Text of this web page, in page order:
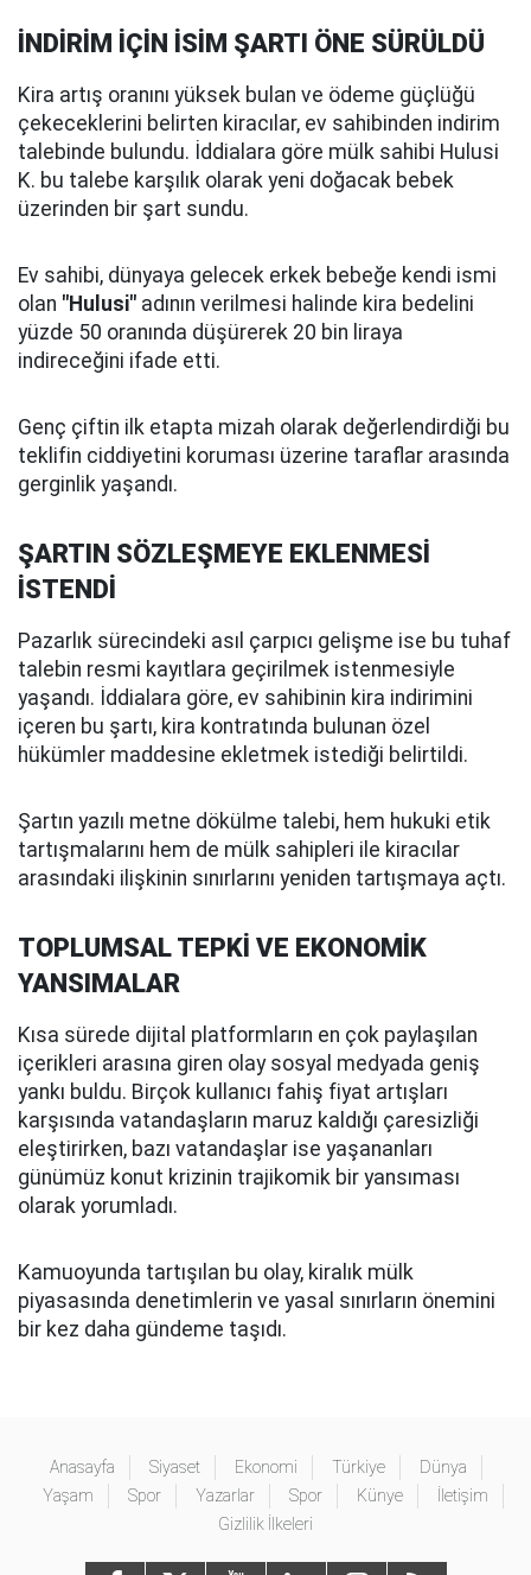
İNDİRİM İÇİN İSİM ŞARTI ÖNE SÜRÜLDÜ
Kira artış oranını yüksek bulan ve ödeme güçlüğü
çekeceklerini belirten kiracılar, ev sahibinden indirim
talebinde bulundu. İddialara göre mülk sahibi Hulusi
K. bu talebe karşılık olarak yeni doğacak bebek
üzerinden bir şart sundu.
Ev sahibi, dünyaya gelecek erkek bebeğe kendi ismi
olan "Hulusi" adının verilmesi halinde kira bedelini
yüzde 50 oranında düşürerek 20 bin liraya
indireceğini ifade etti.
Genç çiftin ilk etapta mizah olarak değerlendirdiği bu
teklifin ciddiyetini koruması üzerine taraflar arasında
gerginlik yaşandı.
ŞARTIN SÖZLEŞMEYE EKLENMESİ
İSTENDİ
Pazarlık sürecindeki asıl çarpıcı gelişme ise bu tuhaf
talebin resmi kayıtlara geçirilmek istenmesiyle
yaşandı. İddialara göre, ev sahibinin kira indirimini
içeren bu şartı, kira kontratında bulunan özel
hükümler maddesine ekletmek istediği belirtildi.
Şartın yazılı metne dökülme talebi, hem hukuki etik
tartışmalarını hem de mülk sahipleri ile kiracılar
arasındaki ilişkinin sınırlarını yeniden tartışmaya açtı.
TOPLUMSAL TEPKİ VE EKONOMİK
YANSIMALAR
Kısa sürede dijital platformların en çok paylaşılan
içerikleri arasına giren olay sosyal medyada geniş
yankı buldu. Birçok kullanıcı fahiş fiyat artışları
karşısında vatandaşların maruz kaldığı çaresizliği
eleştirirken, bazı vatandaşlar ise yaşananları
günümüz konut krizinin trajikomik bir yansıması
olarak yorumladı.
Kamuoyunda tartışılan bu olay, kiralık mülk
piyasasında denetimlerin ve yasal sınırların önemini
bir kez daha gündeme taşıdı.
Anasayfa Siyaset Ekonomi Türkiye
Dünya
Yaşam
Spor Yazarlar Spor Künye
İletişim
Gizlilik İlkeleri